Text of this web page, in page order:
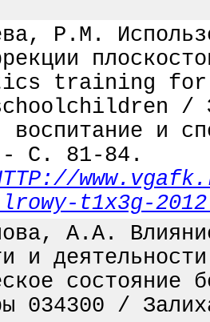
Р.М.
training
/
и
С. 81-84.
lrowy-t1x3g-
А.А.
и
034300 /